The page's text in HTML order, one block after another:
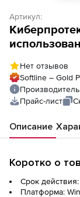
Артикул:
продление),
Количество
Нет отзывов
Softline – Gold
Прайс-лист
Описание
Коротко о
Срок
Платформа: